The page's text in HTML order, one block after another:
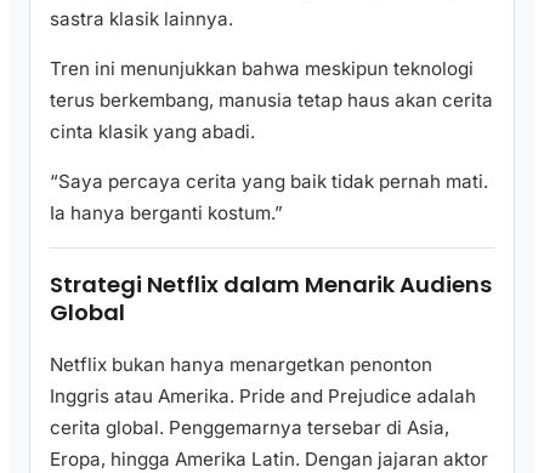
sastra klasik lainnya.
Tren ini menunjukkan bahwa meskipun teknologi
terus berkembang, manusia tetap haus akan cerita
cinta klasik yang abadi.
“Saya percaya cerita yang baik tidak pernah mati.
Ia hanya berganti kostum.”
Strategi Netflix dalam Menarik Audiens
Global
Netflix bukan hanya menargetkan penonton
Inggris atau Amerika. Pride and Prejudice adalah
cerita global. Penggemarnya tersebar di Asia,
Eropa, hingga Amerika Latin. Dengan jajaran aktor